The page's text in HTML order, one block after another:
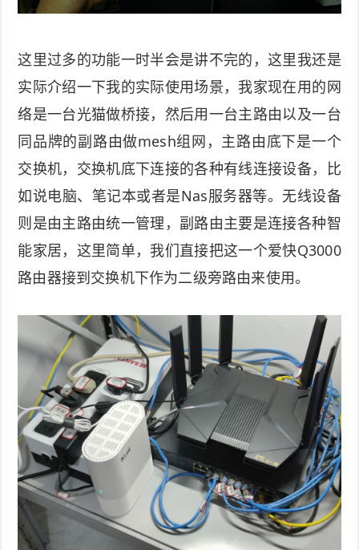
这里过多的功能一时半会是讲不完的，这里我还是
实际介绍一下我的实际使用场景，我家现在用的网
络是一台光猫做桥接，然后用一台主路由以及一台
同品牌的副路由做mesh组网，主路由底下是一个
交换机，交换机底下连接的各种有线连接设备，比
如说电脑、笔记本或者是Nas服务器等。无线设备
则是由主路由统一管理，副路由主要是连接各种智
能家居，这里简单，我们直接把这一个爱快Q3000
路由器接到交换机下作为二级旁路由来使用。